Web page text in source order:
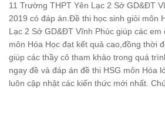
11 Trường THPT Yên Lạc 2 Sở GD&ĐT
2019 có đáp án.Đề thi học sinh giỏi môn
Lạc 2 Sở GD&ĐT Vĩnh Phúc giúp các em
môn Hóa Học đạt kết quả cao,đồng thời
giúp các thầy cô tham khảo trong quá
ngay đề và đáp án đề thi HSG môn Hóa
luôn cập nhật các kiến thức mới nhất.